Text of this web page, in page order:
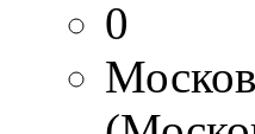
0